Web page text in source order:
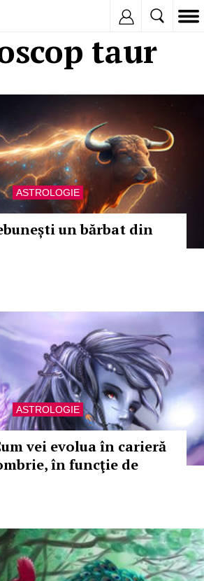
taur
ASTROLOGIE
un bărbat din
ASTROLOGIE
vei evolua în carieră
în funcţie de